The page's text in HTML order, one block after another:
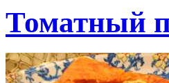
Томатный